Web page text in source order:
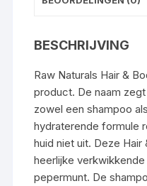
BESCHRIJVING
Raw Naturals Hair &
product. De naam
zowel een shampoo
hydraterende formule
huid niet uit. Deze
heerlijke
pepermunt. De